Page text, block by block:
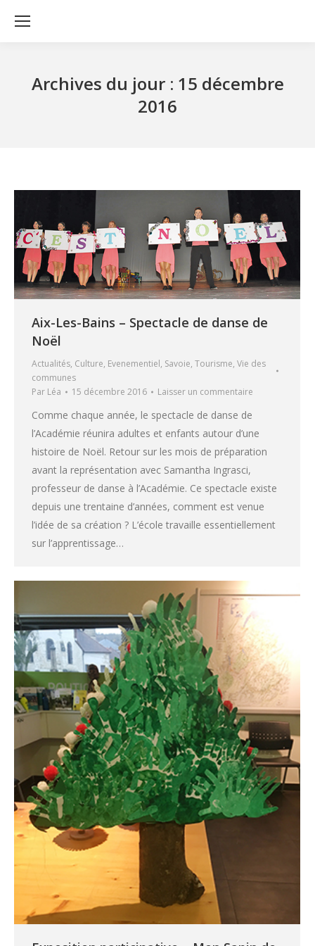
Archives du jour : 15 décembre
2016
Aix-Les-Bains – Spectacle de danse de
Noël
Actualités, Culture, Evenementiel, Savoie, Tourisme, Vie des
communes
Par Léa 15 décembre 2016 Laisser un commentaire
Comme chaque année, le spectacle de danse de
l’Académie réunira adultes et enfants autour d’une
histoire de Noël. Retour sur les mois de préparation
avant la représentation avec Samantha Ingrasci,
professeur de danse à l’Académie. Ce spectacle existe
depuis une trentaine d’années, comment est venue
l’idée de sa création ? L’école travaille essentiellement
sur l’apprentissage…